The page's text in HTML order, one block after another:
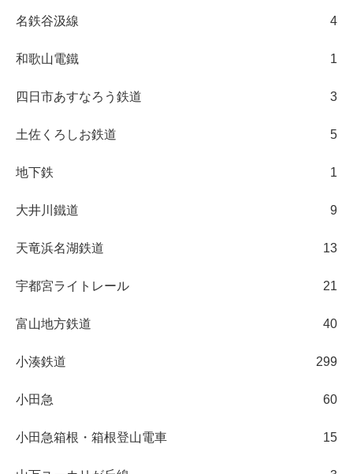
名鉄谷汲線 4
和歌山電鐵 1
四日市あすなろう鉄道 3
土佐くろしお鉄道 5
地下鉄 1
大井川鐵道 9
天竜浜名湖鉄道 13
宇都宮ライトレール 21
富山地方鉄道 40
小湊鉄道 299
小田急 60
小田急箱根・箱根登山電車 15